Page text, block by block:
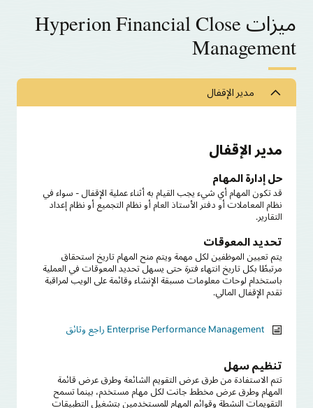
ميزات Hyperion Financial Close
Management
مدير الإقفال
مدير الإقفال
حل إدارة المهام
قد تكون المهام أي شيء يجب القيام به أثناء عملية الإقفال - سواء في
نظام المعاملات أو دفتر الأستاذ العام أو نظام التجميع أو نظام إعداد
التقارير.
تحديد المعوقات
يتم تعيين الموظفين لكل مهمة ويتم منح المهام تاريخ استحقاق
مرتبطًا بكل تاريخ انتهاء فترة حتى يسهل تحديد المعوقات في العملية
باستخدام لوحات معلومات مسبقة الإنشاء وقائمة على الويب لمراقبة
تقدم الإقفال المالي.
راجع وثائق Enterprise Performance Management
تنظيم سهل
تتم الاستفادة من طرق عرض التقويم الشائعة وطرق عرض قائمة
المهام وطرق عرض مخطط جانت لكل مهام مستخدم، بينما تسمح
التقويمات النشطة وقوائم المهام للمستخدمين بتشغيل التطبيقات